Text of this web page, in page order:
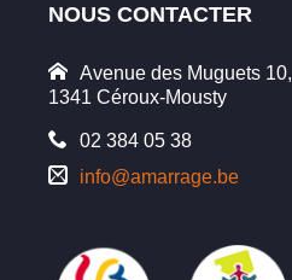
NOUS CONTACTER
Avenue des Muguets 10,
1341 Céroux-Mousty
02 384 05 38
info@amarrage.be